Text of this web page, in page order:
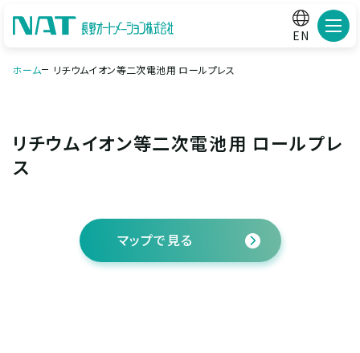
EN メニ
ホーム リチウムイオン等二次電池用 ロールプレス
リチウムイオン等二次電池用 ロールプレ
ス
マップで見る